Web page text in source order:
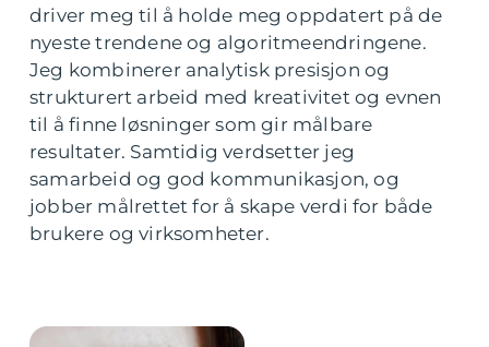
driver meg til å holde meg oppdatert på de
nyeste trendene og algoritmeendringene.
Jeg kombinerer analytisk presisjon og
strukturert arbeid med kreativitet og evnen
til å finne løsninger som gir målbare
resultater. Samtidig verdsetter jeg
samarbeid og god kommunikasjon, og
jobber målrettet for å skape verdi for både
brukere og virksomheter.